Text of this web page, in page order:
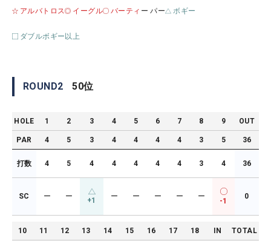
アルバトロス イーグル バーティ ー パー ボギー
ダブルボギー以上
ROUND2 50位
HOLE 1 2 3 4 5 6 7 8 9 OUT
PAR 4 5 3 4 4 4 4 3 5 36
打数 4 5 4 4 4 4 4 3 4 36
SC ー ー +1 ー ー ー ー ー
-1
0
10 11 12 13 14 15 16 17 18 IN TOTAL